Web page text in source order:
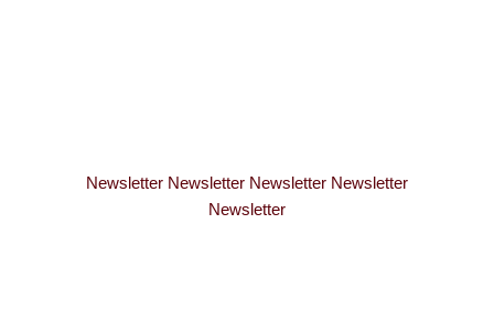
Newsletter Newsletter Newsletter Newsletter
Newsletter